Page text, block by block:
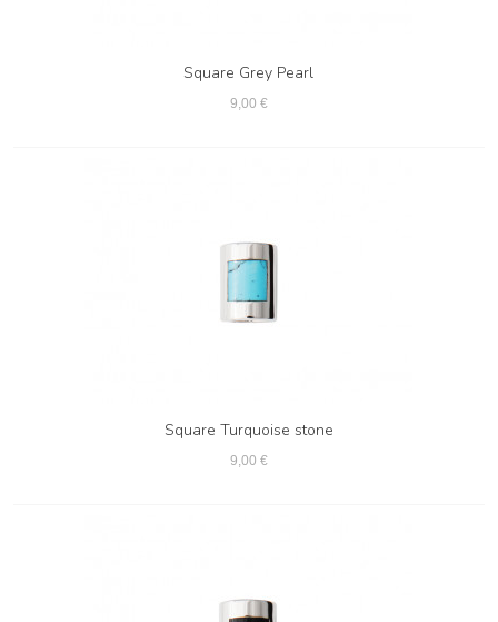
Square Grey Pearl
9,00 €
Square Turquoise stone
9,00 €